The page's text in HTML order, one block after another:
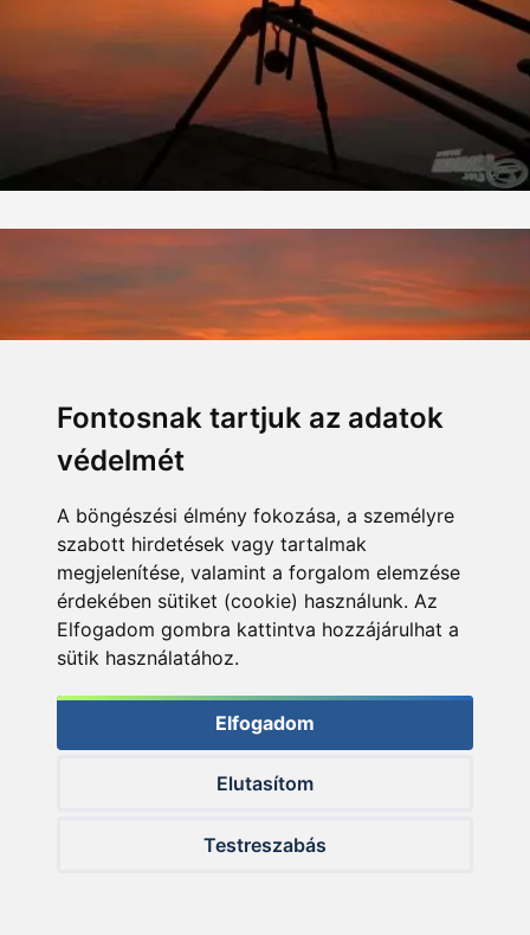
Fontosnak tartjuk az adatok
védelmét
A böngészési élmény fokozása, a személyre
szabott hirdetések vagy tartalmak
megjelenítése, valamint a forgalom elemzése
érdekében sütiket (cookie) használunk. Az
Elfogadom gombra kattintva hozzájárulhat a
sütik használatához.
Elfogadom
Elutasítom
Testreszabás